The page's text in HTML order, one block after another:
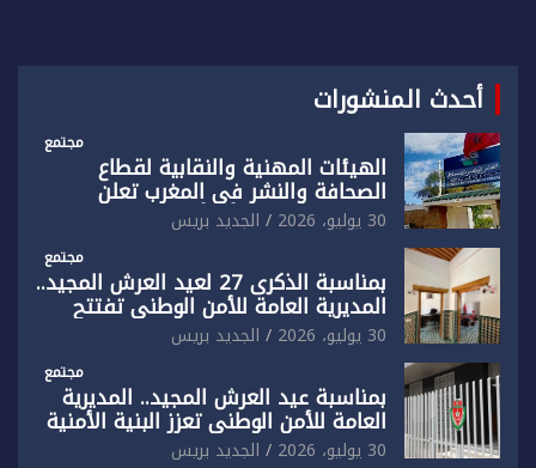
أحدث المنشورات
مجتمع
الهيئات المهنية والنقابية لقطاع
الصحافة والنشر في المغرب تعلن
رفضها القاطع لـ”أي أجندة انتخابية
مُعدة على مقاس سياسي ومصلحي
ضيق”
30 يوليو، 2026 الجديد بريس
مجتمع
بمناسبة الذكرى 27 لعيد العرش المجيد..
المديرية العامة للأمن الوطني تفتتح
المقر الجديد لفرقة الشرطة السياحية
بفاس
30 يوليو، 2026 الجديد بريس
مجتمع
بمناسبة عيد العرش المجيد.. المديرية
العامة للأمن الوطني تعزز البنية الأمنية
بالناظور بإحداث فرقتين جديدتين
30 يوليو، 2026 الجديد بريس